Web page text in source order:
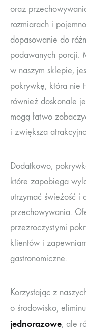
oraz
rozmiarach i
dopasowanie do
podawanych porcji.
w naszym sklepie,
pokrywkę, która nie
również doskonale
mogą łatwo
i zwiększa
Dodatkowo,
które zapobiega
utrzymać świeżość i
przechowywania.
przezroczystymi
klientów i
gastronomiczne.
Korzystając z
o środowisko,
jednorazowe, ale